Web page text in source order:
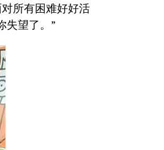
所有困难好好活
失望了。”